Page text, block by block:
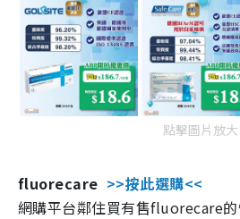
點擊圖片放大
fluorecare >>按此選購<<
網購平台鄰住買有售fluorecare